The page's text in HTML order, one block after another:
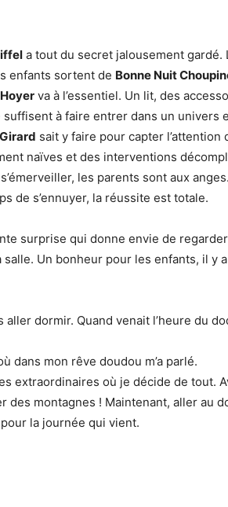
a tout du secret jalousement gardé.
enfants sortent de Bonne Nuit
va à l’essentiel. Un lit, des
à faire entrer dans un univers
sait y faire pour capter l’attention
naïves et des interventions
les parents sont aux
de s’ennuyer, la réussite est totale.
surprise qui donne envie de
Un bonheur pour les enfants, il y
aller dormir. Quand venait l’heure du
dans mon rêve doudou m’a parlé.
extraordinaires où je décide de tout.
montagnes ! Maintenant, aller au
la journée qui vient.